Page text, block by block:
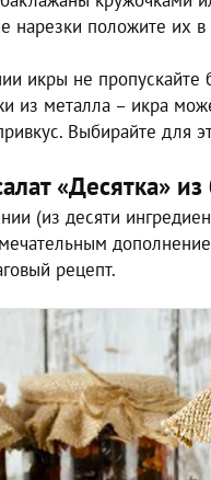
нарезки положите их
икры не
из металла – икра
Выбирайте для
«Десятка»
(из десяти
рецепт.